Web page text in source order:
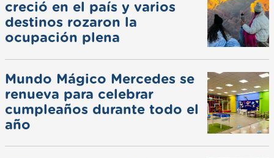
creció en el país y varios
destinos rozaron la
ocupación plena
Mundo Mágico Mercedes se
renueva para celebrar
cumpleaños durante todo el
año